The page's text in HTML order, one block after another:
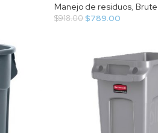
Manejo de residuos, Brute
$918.00$789.00